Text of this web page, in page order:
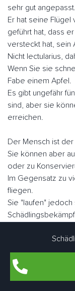
sehr gut angepasst.
Er hat seine
geführt hat, dass
versteckt hat, sein
Nicht lectularius,
Wenn Sie sie
Fabe einem Apfel.
Es gibt ungefähr
sind, aber sie
erreichen.
Der Mensch ist der
Sie können aber
oder zu
Im Gegensatz zu
fliegen.
Sie "laufen"